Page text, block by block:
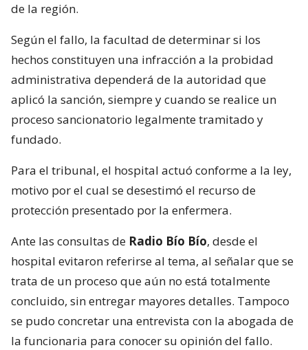
de la región.
Según el fallo, la facultad de determinar si los
hechos constituyen una infracción a la probidad
administrativa dependerá de la autoridad que
aplicó la sanción, siempre y cuando se realice un
proceso sancionatorio legalmente tramitado y
fundado.
Para el tribunal, el hospital actuó conforme a la ley,
motivo por el cual se desestimó el recurso de
protección presentado por la enfermera.
Ante las consultas de Radio Bío Bío, desde el
hospital evitaron referirse al tema, al señalar que se
trata de un proceso que aún no está totalmente
concluido, sin entregar mayores detalles. Tampoco
se pudo concretar una entrevista con la abogada de
la funcionaria para conocer su opinión del fallo.